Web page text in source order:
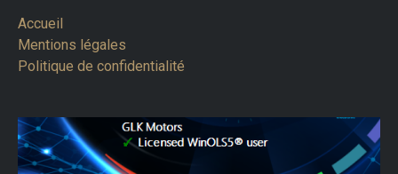
Accueil
Mentions légales
Politique de confidentialité